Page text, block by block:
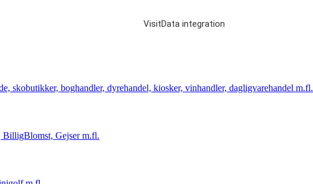
VisitData integration
skobutikker, boghandler, dyrehandel, kiosker, vinhandler, dagligvarehandel m.fl.
BilligBlomst, Gejser m.fl.